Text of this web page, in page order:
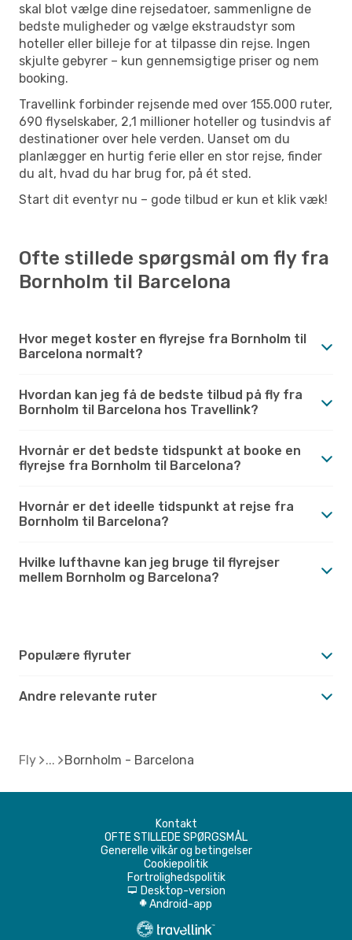
skal blot vælge dine rejsedatoer, sammenligne de
bedste muligheder og vælge ekstraudstyr som
hoteller eller billeje for at tilpasse din rejse. Ingen
skjulte gebyrer – kun gennemsigtige priser og nem
booking.
Travellink forbinder rejsende med over 155.000 ruter,
690 flyselskaber, 2,1 millioner hoteller og tusindvis af
destinationer over hele verden. Uanset om du
planlægger en hurtig ferie eller en stor rejse, finder
du alt, hvad du har brug for, på ét sted.
Start dit eventyr nu – gode tilbud er kun et klik væk!
Ofte stillede spørgsmål om fly fra
Bornholm til Barcelona
Hvor meget koster en flyrejse fra Bornholm til
Barcelona normalt?
Hvordan kan jeg få de bedste tilbud på fly fra
Bornholm til Barcelona hos Travellink?
Hvornår er det bedste tidspunkt at booke en
flyrejse fra Bornholm til Barcelona?
Hvornår er det ideelle tidspunkt at rejse fra
Bornholm til Barcelona?
Hvilke lufthavne kan jeg bruge til flyrejser
mellem Bornholm og Barcelona?
Populære flyruter
Andre relevante ruter
Fly Bornholm - Barcelona
Kontakt
OFTE STILLEDE SPØRGSMÅL
Generelle vilkår og betingelser
Cookiepolitik
Fortrolighedspolitik
d Desktop-version
A Android-app